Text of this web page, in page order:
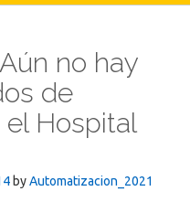
no hay
de
Hospital
byAutomatizacion_2021